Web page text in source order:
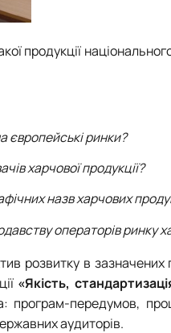
продукції
європейські ринки?
харчової продукції?
назв харчових
операторів ринку
розвитку в
«Якість,
програм-передумов,
аудиторів.